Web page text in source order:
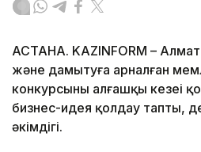
АСТАНА. KAZINFORM –
және дамытуға арналған
конкурсының алғашқы кезеңі
бизнес-идея қолдау тапты,
әкімдігі.